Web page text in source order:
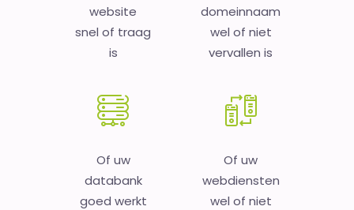
website
snel of traag
is
domeinnaam
wel of niet
vervallen is
Of uw
databank
goed werkt
Of uw
webdiensten
wel of niet